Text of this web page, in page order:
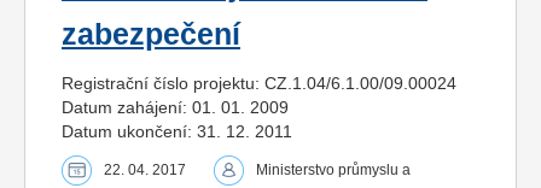
zabezpečení
Registrační číslo projektu: CZ.1.04/6.1.00/09.00024
Datum zahájení: 01. 01. 2009
Datum ukončení: 31. 12. 2011
22. 04. 2017
Ministerstvo průmyslu a